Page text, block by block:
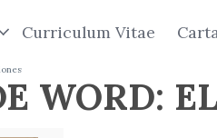
Curriculum Vitae
WORD: